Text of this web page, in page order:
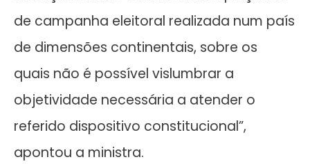
de campanha eleitoral realizada num país
de dimensões continentais, sobre os
quais não é possível vislumbrar a
objetividade necessária a atender o
referido dispositivo constitucional”,
apontou a ministra.